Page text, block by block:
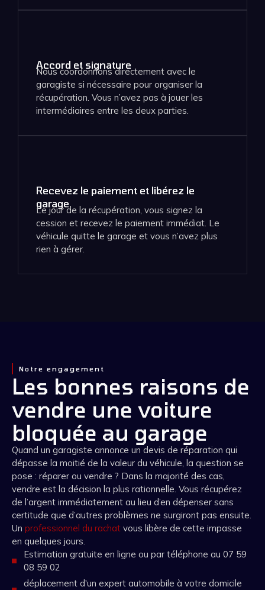
Accord et signature
Nous coordonnons directement avec le
garagiste si nécessaire pour organiser la
récupération. Vous n’avez pas à jouer les
intermédiaires entre les deux parties.
Recevez le paiement et libérez le
garage
Le jour de la récupération, vous signez la
cession et recevez le paiement immédiat. Le
véhicule quitte le garage et vous n’avez plus
rien à gérer.
Notre engagement
Les bonnes raisons de
vendre une voiture
bloquée au garage
Quand un garagiste annonce un devis de réparation qui
dépasse la moitié de la valeur du véhicule, la question se
pose : réparer ou vendre ? Dans la majorité des cas,
vendre est la décision la plus rationnelle. Vous récupérez
de l’argent immédiatement au lieu d’en dépenser sans
certitude que d’autres problèmes ne surgiront pas ensuite.
Un professionnel du rachat vous libère de cette impasse
en quelques jours.
Estimation gratuite en ligne ou par téléphone au 07 59
08 59 02
déplacement d'un expert automobile à votre domicile